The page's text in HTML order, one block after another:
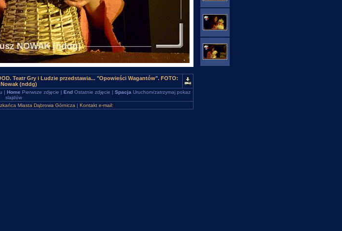
Teatr Gry i Ludzie przedstawia... "Opowieści Wagantów". FOTO:
(nddg)
| Home Pierwsze zdjęcie | EndOstatnie zdjęcie | Spacja Uruchom/zatrzymaj pokaz
slajdów
Miasta Dąbrowa Górnicza | Kontakt e-mail: